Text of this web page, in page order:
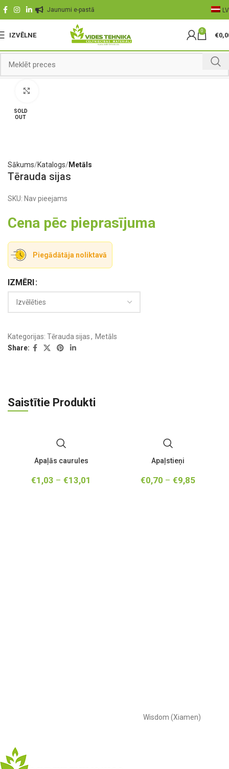
Jaunumi e-pastā LV
IZVĒLNE
0
€
SOLD
OUT
Sākums Katalogs Metāls
Tērauda sijas
SKU: Nav pieejams
Cena pēc pieprasījuma
Piegādātāja noliktavā
IZMĒRI
Kategorijas: Tērauda sijas, Metāls
Share:
Saistītie Produkti
Apaļās caurules
€1,03 – €13,01
Apaļstieņi
€0,70 – €9,85
Wisdom (Xiamen)